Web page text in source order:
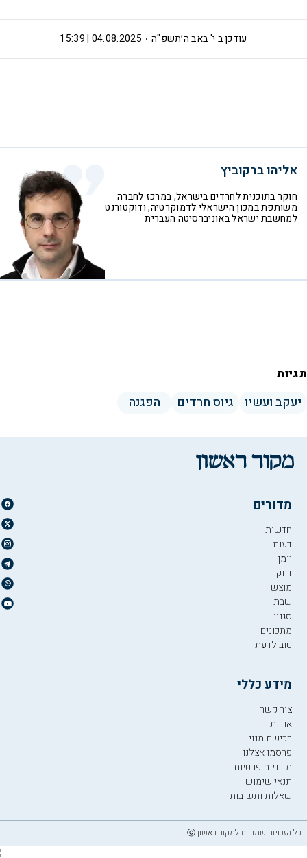
י' באב ה׳תשפ"ה 04.08.2025 | 15:39 עודכן ב
אליהו ברקוביץ
חוקר בתוכנית לחרדים בישראל, במרכז לחברה
משותפת במכון הישראלי לדמוקרטיה, ודוקטורנט
למחשבת ישראל באוניברסיטה העברית
תגיות
יעקב ועשיו גיוס חרדים הפגנה
מדורים
חדשות
דעות
יומן
דיוקן
מוצש
שבת
סגנון
מתכונים
טוב לדעת
מידע כללי
צור קשר
אודות
רכישת מנוי
פרסמו אצלנו
מדיניות פרטיות
תנאי שימוש
שאלות ותשובות
כל הזכויות שמורות למקור ראשון ⓒ